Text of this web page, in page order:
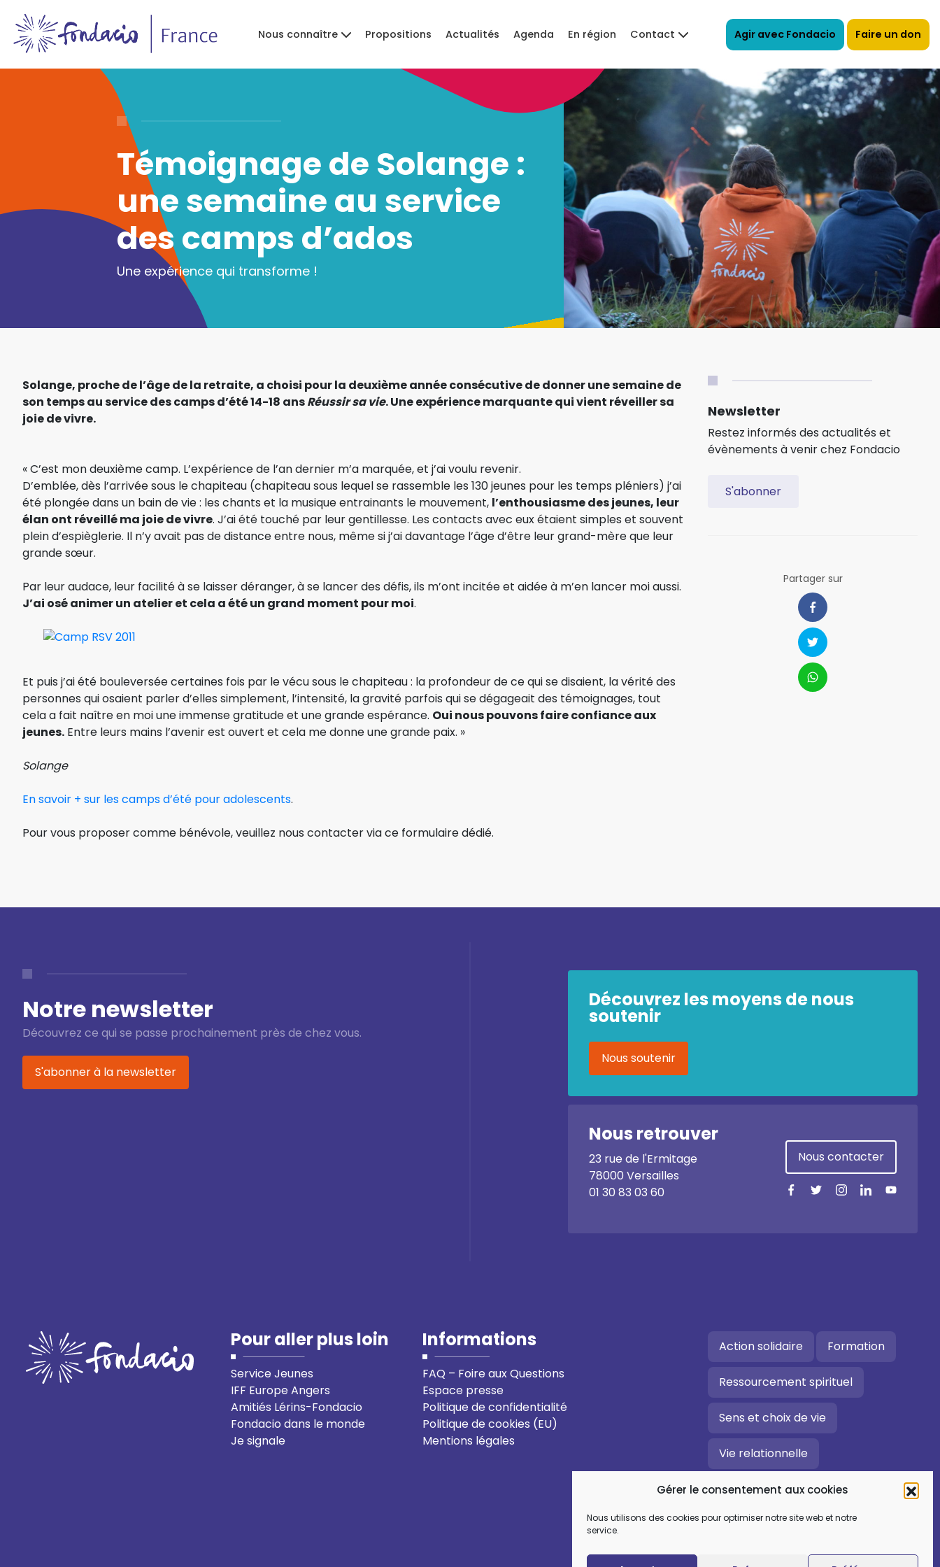
Gérer le consentement aux cookies
Nous utilisons des cookies pour optimiser notre site web et notre
service.
Nous connaître Propositions Actualités Agenda En région Contact Agir avec Fondacio Faire un don
Témoignage de Solange :
une semaine au service
des camps d’ados
Une expérience qui transforme !
Solange, proche de l’âge de la retraite, a choisi pour la deuxième année consécutive de donner une semaine de
son temps au service des camps d’été 14-18 ansRéussir sa vie. Une expérience marquante qui vient réveiller sa
joie de vivre.
« C’est mon deuxième camp. L’expérience de l’an dernier m’a marquée, et j’ai voulu revenir.
D’emblée, dès l’arrivée sous le chapiteau (chapiteau sous lequel se rassemble les 130 jeunes pour les temps pléniers) j’ai
été plongée dans un bain de vie : les chants et la musique entrainants le mouvement, l’enthousiasme des jeunes, leur
élan ont réveillé ma joie de vivre. J’ai été touché par leur gentillesse. Les contacts avec eux étaient simples et souvent
plein d’espièglerie. Il n’y avait pas de distance entre nous, même si j’ai davantage l’âge d’être leur grand-mère que leur
grande sœur.
Par leur audace, leur facilité à se laisser déranger, à se lancer des défis, ils m’ont incitée et aidée à m’en lancer moi aussi.
J’ai osé animer un atelier et cela a été un grand moment pour moi.
Et puis j’ai été bouleversée certaines fois par le vécu sous le chapiteau : la profondeur de ce qui se disaient, la vérité des
personnes qui osaient parler d’elles simplement, l’intensité, la gravité parfois qui se dégageait des témoignages, tout
cela a fait naître en moi une immense gratitude et une grande espérance. Oui nous pouvons faire confiance aux
jeunes. Entre leurs mains l’avenir est ouvert et cela me donne une grande paix. »
Solange
En savoir + sur les camps d’été pour adolescents.
Pour vous proposer comme bénévole, veuillez nous contacter via ce formulaire dédié.
Newsletter
Restez informés des actualités et
évènements à venir chez Fondacio
S'abonner
Partager sur
Notre newsletter
Découvrez ce qui se passe prochainement près de chez vous.
S'abonner à la newsletter
Découvrez les moyens de nous
soutenir
Nous soutenir
Nous retrouver
23 rue de l'Ermitage
78000 Versailles
01 30 83 03 60
Nous contacter
Pour aller plus loin
Service Jeunes
IFF Europe Angers
Amitiés Lérins-Fondacio
Fondacio dans le monde
Je signale
Informations
FAQ – Foire aux Questions
Espace presse
Politique de confidentialité
Politique de cookies (EU)
Mentions légales
Action solidaire Formation
Ressourcement spirituel
Sens et choix de vie
Vie relationnelle
Art et culture
Ecologie intégrale